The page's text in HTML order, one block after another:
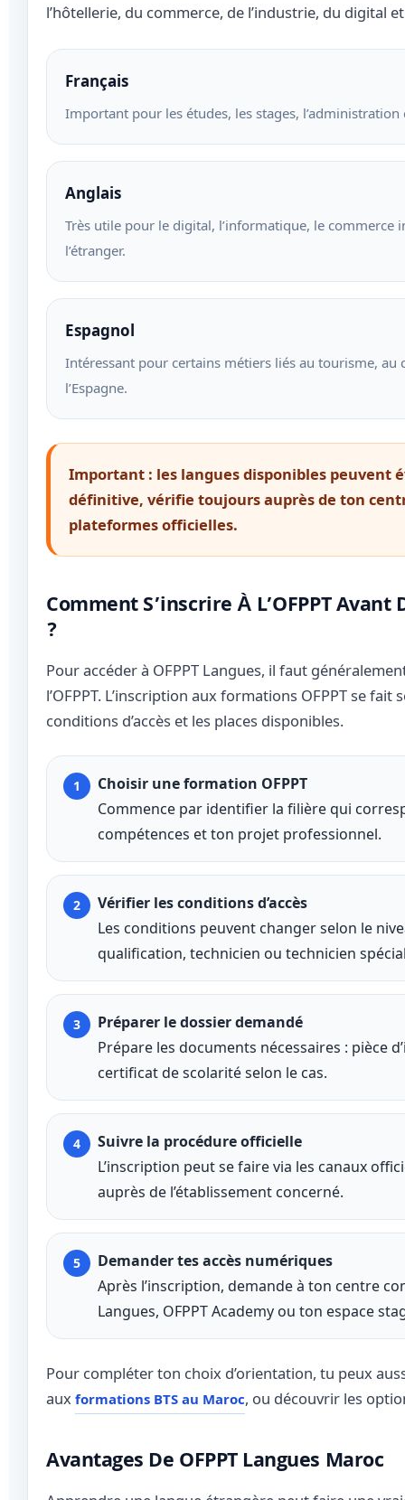
l’hôtellerie, du commerce, de l’industrie, du digital
Français
Important pour les études, les stages,
Anglais
Très utile pour le digital, l’informatique, le commerce
l’étranger.
Espagnol
Intéressant pour certains métiers liés au tourisme, au
l’Espagne.
Important : les langues disponibles peuvent
définitive, vérifie toujours auprès de ton
plateformes officielles.
Comment S’inscrire À L’OFPPT Avant
?
Pour accéder à OFPPT Langues, il faut
l’OFPPT. L’inscription aux formations OFPPT se
conditions d’accès et les places disponibles.
Choisir une formation OFPPT
Commence par identifier la filière qui
compétences et ton projet professionnel.
Vérifier les conditions d’accès
Les conditions peuvent changer selon le
qualification, technicien ou technicien
Préparer le dossier demandé
Prépare les documents nécessaires : pièce
certificat de scolarité selon le cas.
Suivre la procédure officielle
L’inscription peut se faire via les canaux
auprès de l’établissement concerné.
Demander tes accès numériques
Après l’inscription, demande à ton centre
Langues, OFPPT Academy ou ton espace
Pour compléter ton choix d’orientation, tu peux
auxformations BTS au Maroc, ou découvrir les
Avantages De OFPPT Langues Maroc